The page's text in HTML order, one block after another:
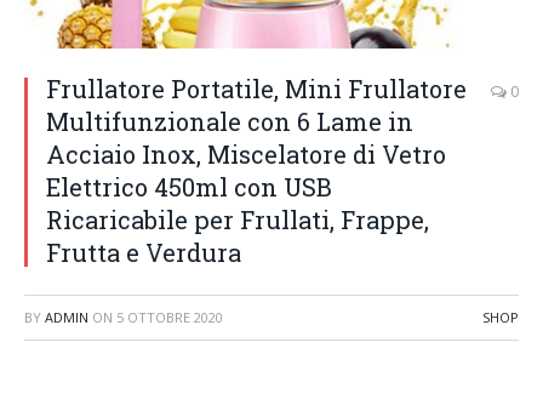
Frullatore Portatile, Mini Frullatore
Multifunzionale con 6 Lame in
Acciaio Inox, Miscelatore di Vetro
Elettrico 450ml con USB
Ricaricabile per Frullati, Frappe,
Frutta e Verdura
0
BY ADMIN ON 5 OTTOBRE 2020 SHOP